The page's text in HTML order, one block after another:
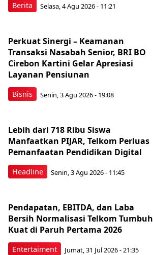
Berita Selasa, 4 Agu 2026 - 11:21
Bisnis
Perkuat Sinergi – Keamanan
Transaksi Nasabah Senior, BRI BO
Cirebon Kartini Gelar Apresiasi
Layanan Pensiunan
Senin, 3 Agu 2026 - 19:08
Headline
Lebih dari 718 Ribu Siswa
Manfaatkan PIJAR, Telkom Perluas
Pemanfaatan Pendidikan Digital
Senin, 3 Agu 2026 - 11:45
Entertaiment
Pendapatan, EBITDA, dan Laba
Bersih Normalisasi Telkom Tumbuh
Kuat di Paruh Pertama 2026
Jumat, 31 Jul 2026 - 21:35